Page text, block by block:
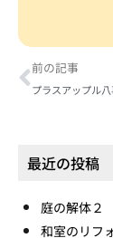
前の記事
最近の投稿
庭の解体２
和室のリフ